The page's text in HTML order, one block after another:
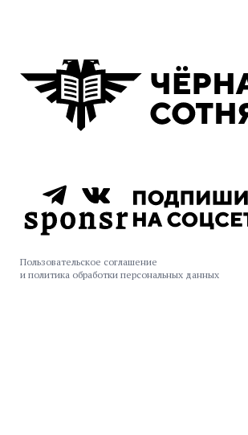
Пользовательское соглашение
и политика обработки персональных данных